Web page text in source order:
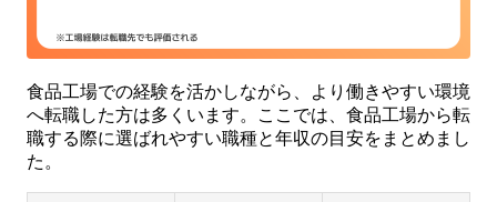
食品工場での経験を活かしながら、より働きやすい環境
へ転職した方は多くいます。ここでは、食品工場から転
職する際に選ばれやすい職種と年収の目安をまとめまし
た。